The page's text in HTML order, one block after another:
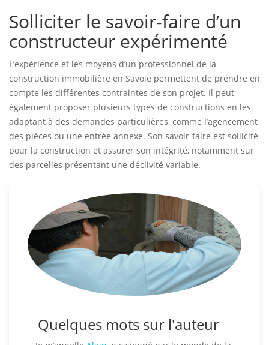
Solliciter le savoir-faire d’un
constructeur expérimenté
L’expérience et les moyens d’un professionnel de la
construction immobilière en Savoie permettent de prendre en
compte les différentes contraintes de son projet. Il peut
également proposer plusieurs types de constructions en les
adaptant à des demandes particulières, comme l’agencement
des pièces ou une entrée annexe. Son savoir-faire est sollicité
pour la construction et assurer son intégrité, notamment sur
des parcelles présentant une déclivité variable.
Quelques mots sur l'auteur